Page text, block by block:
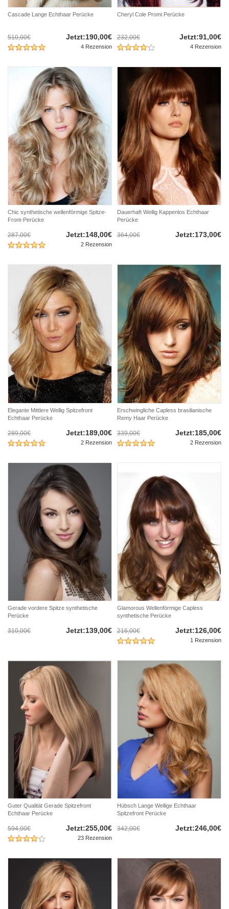
Cascade Lange Echthaar Perücke
510,00€ Jetzt:190,00€
4 Rezension
Cheryl Cole Promi Perücke
232,00€ Jetzt:91,00€
4 Rezension
Chic synthetische wellenförmige Spitze-
Front-Perücke
287,00€ Jetzt:148,00€
2 Rezension
Dauerhaft Wellig Kappenlos Echthaar
Perücke
364,00€ Jetzt:173,00€
Elegante Mittlere Wellig Spitzefront
Echthaar Perücke
289,00€ Jetzt:189,00€
2 Rezension
Erschwingliche Capless brasilianische
Remy Haar Perücke
339,00€ Jetzt:185,00€
2 Rezension
Gerade vordere Spitze synthetische
Perücke
310,00€ Jetzt:139,00€
Glamorous Wellenförmige Capless
synthetische Perücke
216,00€ Jetzt:126,00€
1 Rezension
Guter Qualität Gerade Spitzefront
Echthaar Perücke
594,00€ Jetzt:255,00€
23 Rezension
Hübsch Lange Wellige Echthaar
Spitzefront Perücke
342,00€ Jetzt:246,00€